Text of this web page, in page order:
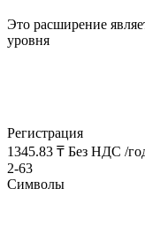
Это расширение
уровня
Регистрация
1345.83 ₸ Без НДС /
2-63
Символы